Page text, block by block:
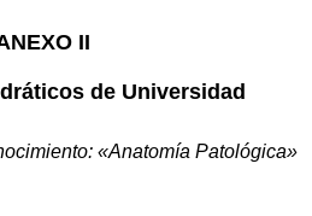
II
de Universidad
«Anatomía Patológica»